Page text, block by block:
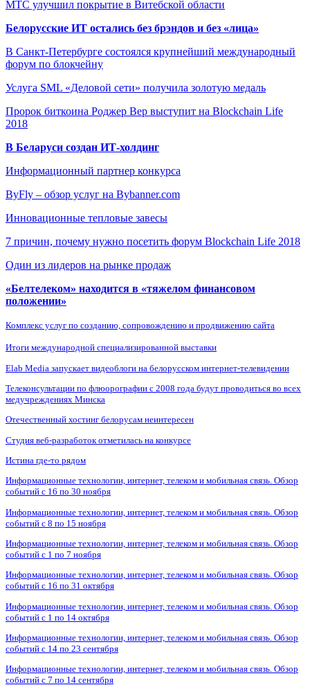
МТС улучшил покрытие в Витебской области
Белорусские ИТ остались без брэндов и без «лица»
В Санкт-Петербурге состоялся крупнейший международный
форум по блокчейну
Услуга SML «Деловой сети» получила золотую медаль
Пророк биткоина Роджер Вер выступит на Blockchain Life
2018
В Беларуси создан ИТ-холдинг
Информационный партнер конкурса
ByFly – обзор услуг на Bybanner.com
Инновационные тепловые завесы
7 причин, почему нужно посетить форум Blockchain Life 2018
Один из лидеров на рынке продаж
«Белтелеком» находится в «тяжелом финансовом
положении»
Комплекс услуг по созданию, сопровождению и продвижению сайта
Итоги международной специализированной выставки
Elab Media запускает видеоблоги на белорусском интернет-телевидении
Телеконсультации по флюорографии с 2008 года будут проводиться во всех
медучреждениях Минска
Отечественный хостинг белорусам неинтересен
Студия веб-разработок отметилась на конкурсе
Истина где-то рядом
Информационные технологии, интернет, телеком и мобильная связь. Обзор
событий с 16 по 30 ноября
Информационные технологии, интернет, телеком и мобильная связь. Обзор
событий с 8 по 15 ноября
Информационные технологии, интернет, телеком и мобильная связь. Обзор
событий с 1 по 7 ноября
Информационные технологии, интернет, телеком и мобильная связь. Обзор
событий с 16 по 31 октября
Информационные технологии, интернет, телеком и мобильная связь. Обзор
событий с 1 по 14 октября
Информационные технологии, интернет, телеком и мобильная связь. Обзор
событий с 14 по 23 сентября
Информационные технологии, интернет, телеком и мобильная связь. Обзор
событий с 7 по 14 сентября